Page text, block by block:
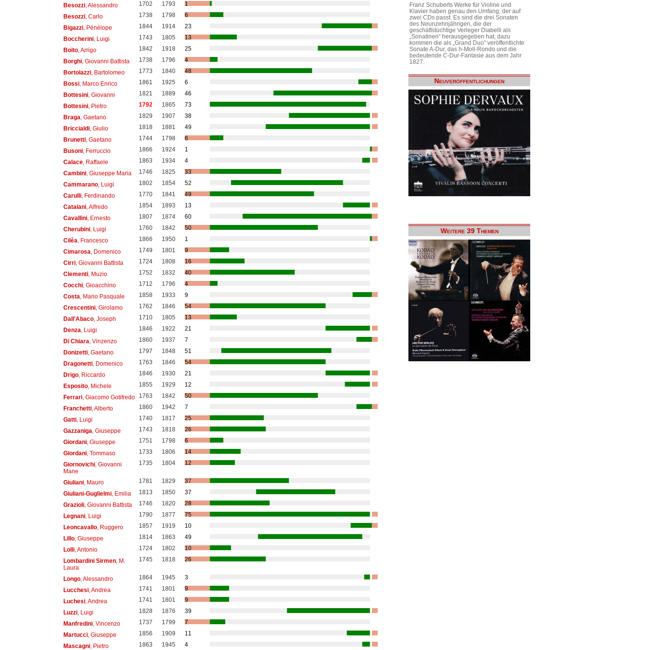
Besozzi, Alessandro 1702 1793
1
Besozzi, Carlo 1738 1798
6
Bigazzi, Pénélope 1844 1914
23
Boccherini, Luigi 1743 1805
13
Boïto, Arrigo 1842 1918
25
Borghi, Giovanni Battista 1738 1796
4
Bortolazzi, Bartolomeo 1773 1840
48
Bossi, Marco Enrico 1861 1925
6
Bottesini, Giovanni 1821 1889
46
Bottesini, Pietro 1792 1865
73
Braga , Gaetano 1829 1907
38
Briccialdi, Giulio 1818 1881
49
Brunetti, Gaetano 1744 1798
6
Busoni, Ferruccio 1866 1924
1
Calace, Raffaele 1863 1934
4
Cambini, Giuseppe Maria 1746 1825
33
Cammarano, Luigi 1802 1854
52
Carulli, Ferdinando 1770 1841
49
Catalani, Alfredo 1854 1893
13
Cavallini, Ernesto 1807 1874
60
Cherubini, Luigi 1760 1842
50
Cilèa , Francesco 1866 1950
1
Cimarosa , Domenico 1749 1801
9
Cirri, Giovanni Battista 1724 1808
16
Clementi, Muzio 1752 1832
40
Cocchi, Gioacchino 1712 1796
4
Costa , Mario Pasquale 1858 1933
9
Crescentini, Girolamo 1762 1846
54
Dall'Abaco, Joseph 1710 1805
13
Denza , Luigi 1846 1922
21
Di Chiara , Vinzenzo 1860 1937
7
Donizetti, Gaetano 1797 1848
51
Dragonetti, Domenico 1763 1846
54
Drigo, Riccardo 1846 1930
21
Esposito, Michele 1855 1929
12
Ferrari, Giacomo Gotifredo 1763 1842
50
Franchetti, Alberto 1860 1942
7
Gatti, Luigi 1740 1817
25
Gazzaniga , Giuseppe 1743 1818
26
Giordani, Giuseppe 1751 1798
6
Giordani, Tommaso 1733 1806
14
Giornovichi, Giovanni
Mane
1735 1804 12
Giuliani, Mauro 1781 1829
37
Giuliani-Guglielmi, Emilia 1813 1850
37
Grazioli, Giovanni Battista 1746 1820
28
Legnani, Luigi 1790 1877
75
Leoncavallo, Ruggero 1857 1919
10
Lillo, Giuseppe 1814 1863
49
Lolli, Antonio 1724 1802
10
Lombardini Sirmen, M.
Laura
1745 1818 26
Longo, Alessandro 1864 1945
3
Lucchesi, Andrea 1741 1801
9
Luchesi, Andrea 1741 1801
9
Luzzi, Luigi 1828 1876
39
Manfredini, Vincenzo 1737 1799
7
Martucci, Giuseppe 1856 1909
11
Mascagni, Pietro 1863 1945
4
Franz Schuberts Werke für Violine und
Klavier haben genau den Umfang, der auf
zwei CDs passt. Es sind die drei Sonaten
des Neunzehnjährigen, die der
geschäftstüchtige Verleger Diabelli als
„Sonatinen“ herausgegeben hat, dazu
kommen die als „Grand Duo“ veröffentlichte
Sonate A-Dur, das h-Moll-Rondo und die
bedeutende C-Dur-Fantasie aus dem Jahr
1827.
Neuveröffentlichungen
Weitere 39 Themen